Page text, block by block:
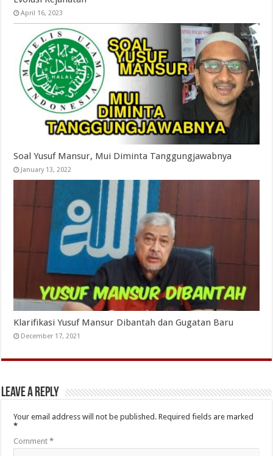
April 16, 2023
Soal Yusuf Mansur, Mui Diminta Tanggungjawabnya
January 13, 2022
Klarifikasi Yusuf Mansur Dibantah dan Gugatan Baru
December 17, 2021
Leave a Reply
Your email address will not be published. Required fields are marked
*
Comment*